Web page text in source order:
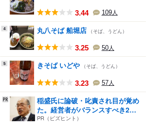
3.44 109人
4 丸八そば 船堀店 （そば、うどん）
3.25 50人
5 きそば いどや （そば、うどん）
3.23 57人
稲盛氏に論破・叱責され目が覚め
た。経営者がバランスすべき2
つ...
PR（ビズヒント）